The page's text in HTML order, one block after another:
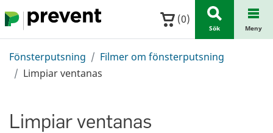
Hoppa till huvudinnehållet (0)
Sök Meny
Fönsterputsning
Filmer om fönsterputsning
Limpiar ventanas
Limpiar ventanas